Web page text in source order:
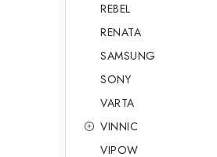
REBEL
RENATA
SAMSUNG
SONY
VARTA
VINNIC
VIPOW